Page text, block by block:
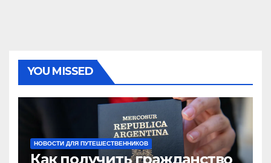
YOU MISSED
НОВОСТИ ДЛЯ ПУТЕШЕСТВЕННИКОВ
Как получить гражданство